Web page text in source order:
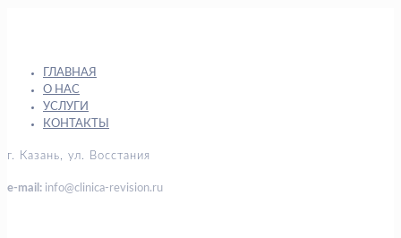
ГЛАВНАЯ
О НАС
УСЛУГИ
КОНТАКТЫ
г. Казань, ул. Восстания
e-mail: info@clinica-revision.ru